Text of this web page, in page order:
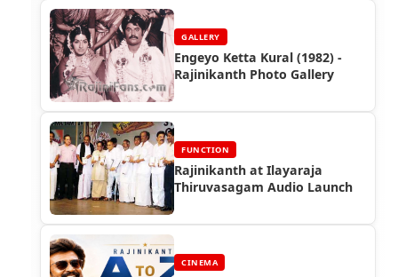
GALLERY
Engeyo Ketta Kural (1982) -
Rajinikanth Photo Gallery
FUNCTION
Rajinikanth at Ilayaraja
Thiruvasagam Audio Launch
CINEMA